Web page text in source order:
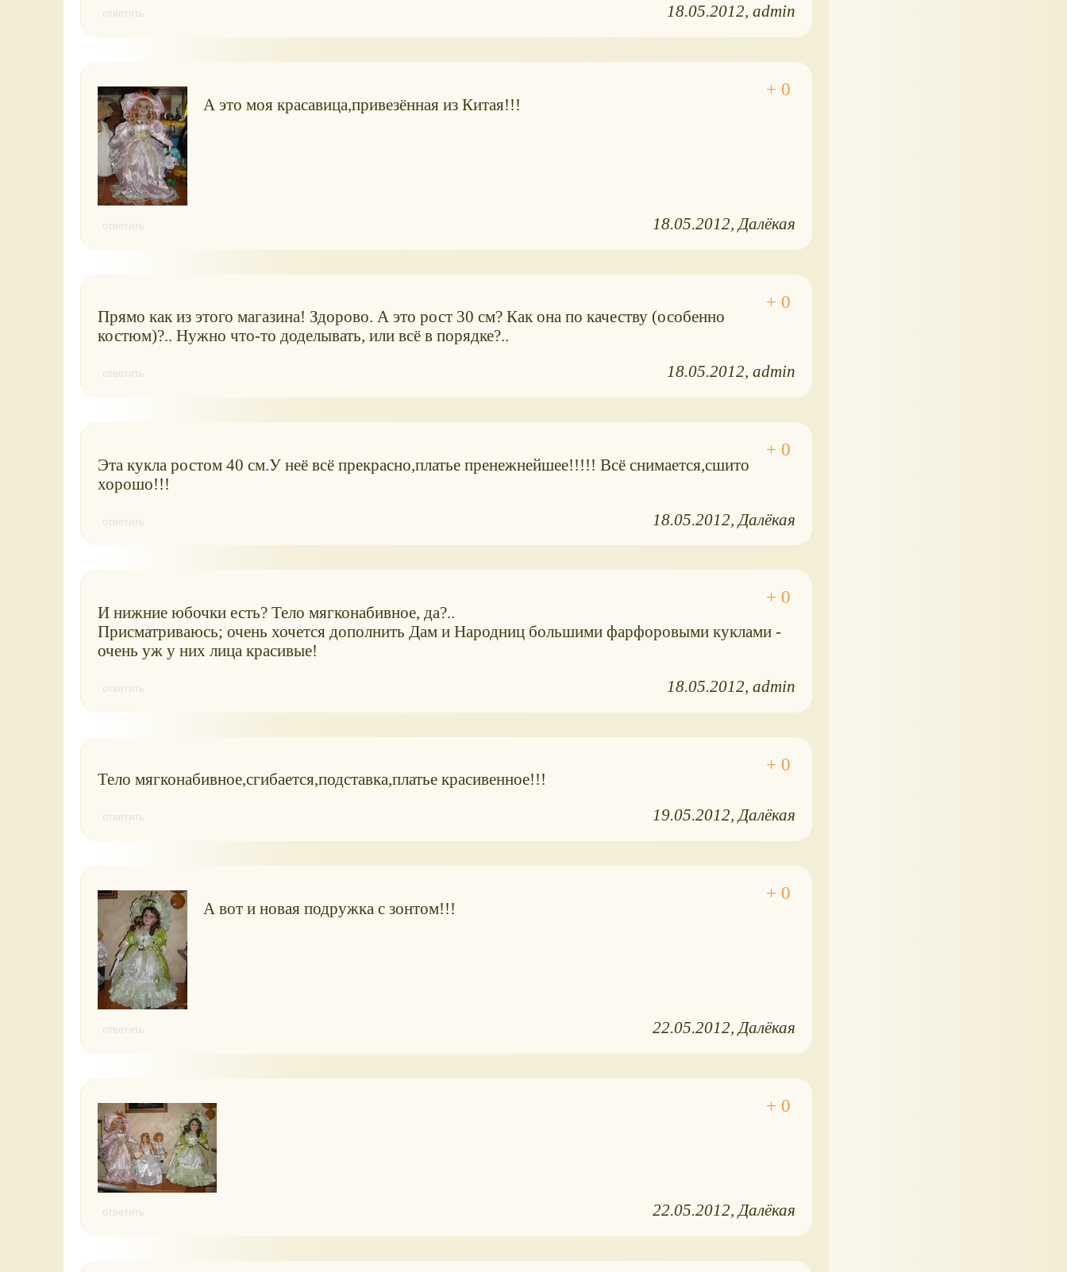
ответить 18.05.2012 admin
А это моя красавица,привезённая из Китая!!!
ответить 18.05.2012 Далёкая
Прямо как из этого магазина! Здорово. А это рост 30 см? Как она по качеству (особенно
костюм)?.. Нужно что-то доделывать, или всё в порядке?..
ответить 18.05.2012 admin
Эта кукла ростом 40 см.У неё всё прекрасно,платье пренежнейшее!!!!! Всё снимается,сшито
хорошо!!!
ответить 18.05.2012 Далёкая
И нижние юбочки есть? Тело мягконабивное, да?..
Присматриваюсь; очень хочется дополнить Дам и Народниц большими фарфоровыми куклами -
очень уж у них лица красивые!
ответить 18.05.2012 admin
Тело мягконабивное,сгибается,подставка,платье красивенное!!!
ответить 19.05.2012 Далёкая
А вот и новая подружка с зонтом!!!
ответить 22.05.2012 Далёкая
ответить 22.05.2012 Далёкая